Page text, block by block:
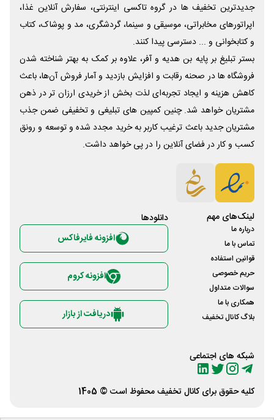
جدیدترین تخفیف ها در گروه تاکسی اینترنتی، سفارش آنلاین غذا،
اپراتورهای مخابراتی، موسیقی و سینما، گردشگری، مد و پوشاک، کتاب
و کتابخوانی و ... دسترسی پیدا کنند.
بستر تبلیغ بر پایه بن هدیه و آفر، علاوه بر کمک به بهتر شناخته شدن
فروشگاه ها در صحنه رقابت و افزایش بازدید و آمار فروش آن‌ها، باعث
کاهش هزینه و ایجاد تجربه‌ای لذت بخش از خریدی ارزان تر در ذهن
مشتریان خواهد شد. چنین کمپین های تبلیغی و تخفیفی ضمن جذب
مشتریان جدید باعث ترغیب کاربر به خرید مجدد شده و توسعه و رونق
کسب و کار در فضای آنلاین را در پی خواهد داشت.
لینک‌های مهم
درباره ما
تماس با ما
قوانین استفاده
حریم خصوصی
سوالات متداول
همکاری با ما
بلاگ کانال تخفیف
شبکه های اجتماعی
دانلود‌ها
افزونه فایرفاکس
افزونه کروم
دریافت از بازار
کلیه حقوق برای کانال تخفیفمحفوظ است © 1405